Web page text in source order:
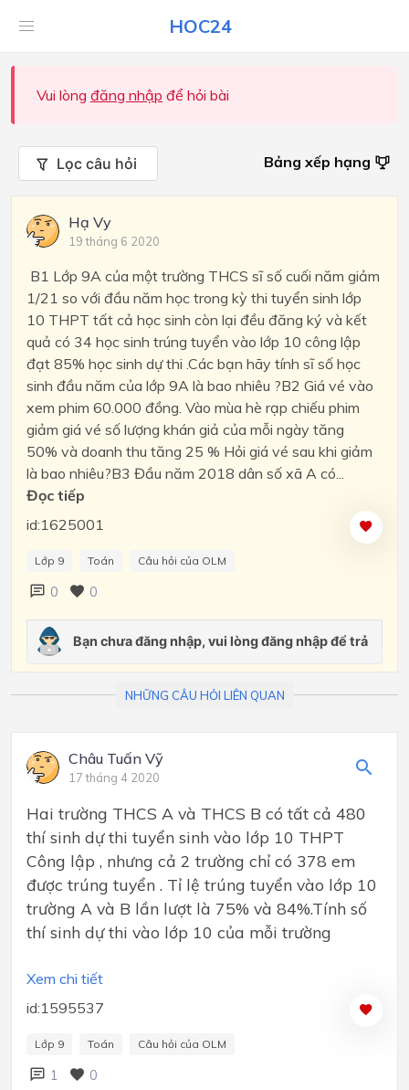
HOC24
Vui lòng đăng nhập để hỏi bài
Lọc câu hỏi Bảng xếp hạng
Hạ Vy
19 tháng 6 2020
B1 Lớp 9A của một trường THCS sĩ số cuối năm giảm
1/21 so với đầu năm học trong kỳ thi tuyển sinh lớp
10 THPT tất cả học sinh còn lại đều đăng ký và kết
quả có 34 học sinh trúng tuyển vào lớp 10 công lập
đạt 85% học sinh dự thi .Các bạn hãy tính sĩ số học
sinh đầu năm của lớp 9A là bao nhiêu ?B2 Giá vé vào
xem phim 60.000 đồng. Vào mùa hè rạp chiếu phim
giảm giá vé số lượng khán giả của mỗi ngày tăng
50% và doanh thu tăng 25 % Hỏi giá vé sau khi giảm
là bao nhiêu?B3 Đầu năm 2018 dân số xã A có...
Đọc tiếp
id:1625001
Lớp 9 Toán Câu hỏi của OLM
0 0
NHỮNG CÂU HỎI LIÊN QUAN
Châu Tuấn Vỹ
17 tháng 4 2020
Hai trường THCS A và THCS B có tất cả 480
thí sinh dự thi tuyển sinh vào lớp 10 THPT
Công lập , nhưng cả 2 trường chỉ có 378 em
được trúng tuyển . Tỉ lệ trúng tuyển vào lớp 10
trường A và B lần lượt là 75% và 84%.Tính số
thí sinh dự thi vào lớp 10 của mỗi trường
Xem chi tiết
id:1595537
Lớp 9 Toán Câu hỏi của OLM
1 0